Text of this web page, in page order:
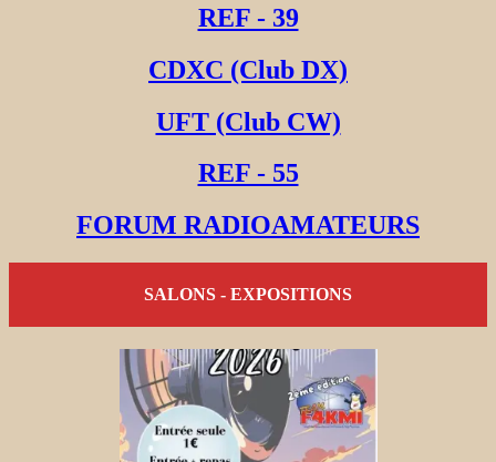
REF - 39
CDXC (Club DX)
UFT (Club CW)
REF - 55
FORUM RADIOAMATEURS
SALONS - EXPOSITIONS